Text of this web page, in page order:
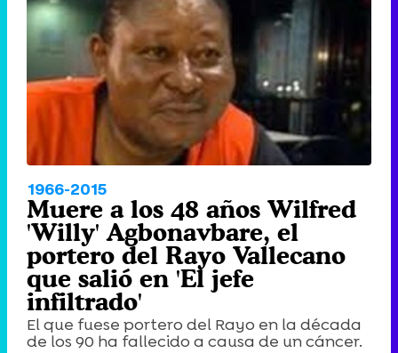
1966-2015
Muere a los 48 años Wilfred
'Willy' Agbonavbare, el
portero del Rayo Vallecano
que salió en 'El jefe
infiltrado'
El que fuese portero del Rayo en la década
de los 90 ha fallecido a causa de un cáncer.